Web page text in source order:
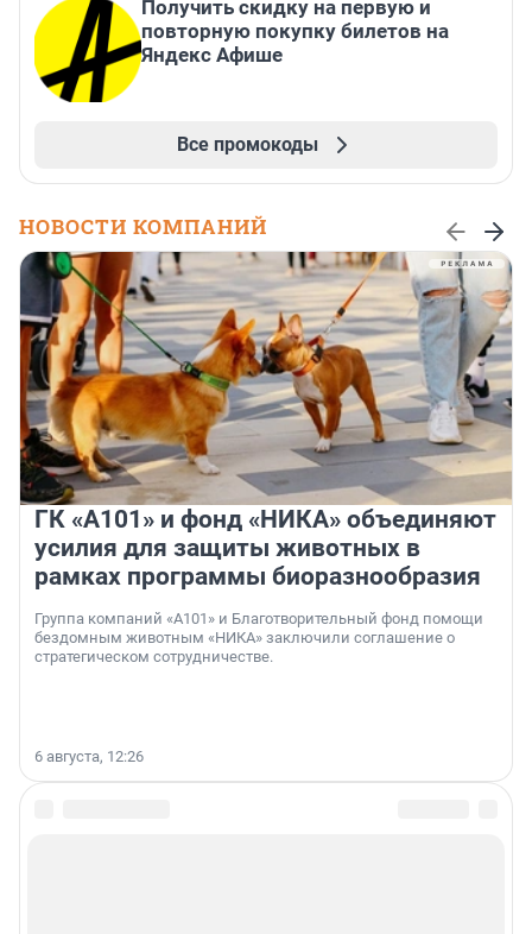
Получить скидку на первую и
повторную покупку билетов на
Яндекс Афише
Все промокоды
НОВОСТИ КОМПАНИЙ
ГК «А101» и фонд «НИКА» объединяют
усилия для защиты животных в
рамках программы биоразнообразия
Группа компаний «А101» и Благотворительный фонд помощи
бездомным животным «НИКА» заключили соглашение о
стратегическом сотрудничестве.
6 августа, 12:26